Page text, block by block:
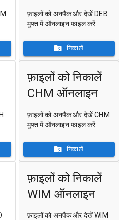
फ़ाइलों को अनपैक और देखें DEB
मुफ्त में ऑनलाइन फाइल करें
निकालें
फ़ाइलों को निकालें
CHM ऑनलाइन
फ़ाइलों को अनपैक और देखें CHM
मुफ्त में ऑनलाइन फाइल करें
निकालें
फ़ाइलों को निकालें
WIM ऑनलाइन
फ़ाइलों को अनपैक और देखें WIM